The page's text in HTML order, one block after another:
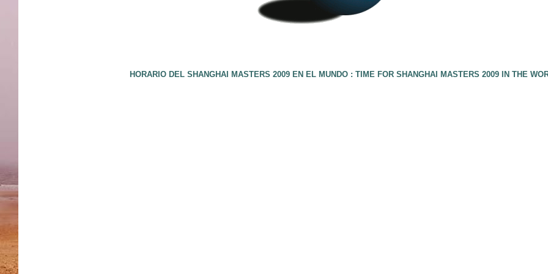
HORARIO DEL SHANGHAI MASTERS 2009 EN EL MUNDO : TIME FOR SHANGHAI MASTERS 2009 IN THE